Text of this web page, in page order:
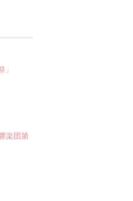
」
楽団第